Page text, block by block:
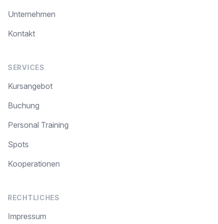
Unternehmen
Kontakt
SERVICES
Kursangebot
Buchung
Personal Training
Spots
Kooperationen
RECHTLICHES
Impressum